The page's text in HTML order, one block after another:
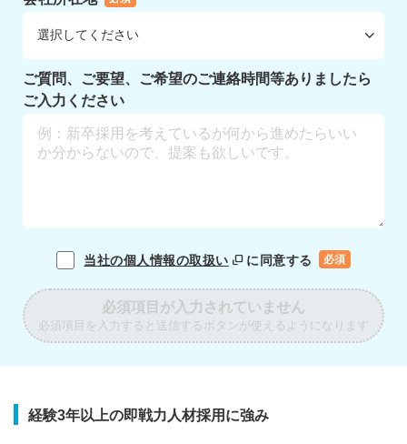
ご質問、ご要望、ご希望のご連絡時間等ありましたら
ご入力ください
当社の個人情報の取扱い に同意する 必須
必須項目が入力されていません
必須項目を入力すると送信するボタンが使えるようになります
経験3年以上の即戦力人材採用に強み